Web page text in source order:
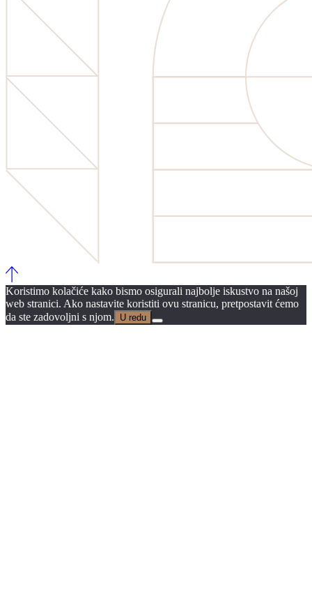
Koristimo kolačiće kako bismo osigurali najbolje iskustvo na našoj
web stranici. Ako nastavite koristiti ovu stranicu, pretpostavit ćemo
da ste zadovoljni s njom.
U redu